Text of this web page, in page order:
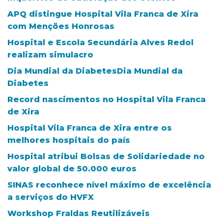
APQ distingue Hospital Vila Franca de Xira
com Menções Honrosas
Hospital e Escola Secundária Alves Redol
realizam simulacro
Dia Mundial da DiabetesDia Mundial da
Diabetes
Record nascimentos no Hospital Vila Franca
de Xira
Hospital Vila Franca de Xira entre os
melhores hospitais do país
Hospital atribui Bolsas de Solidariedade no
valor global de 50.000 euros
SINAS reconhece nível máximo de excelência
a serviços do HVFX
Workshop Fraldas Reutilizáveis